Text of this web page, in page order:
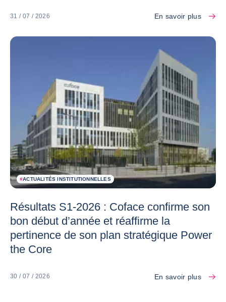
31 / 07 / 2026 En savoir plus
#ACTUALITÉS INSTITUTIONNELLES
Résultats S1-2026 : Coface confirme son
bon début d’année et réaffirme la
pertinence de son plan stratégique Power
the Core
30 / 07 / 2026 En savoir plus